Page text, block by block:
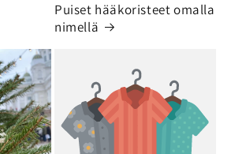
Puiset hääkoristeet omalla
nimellä